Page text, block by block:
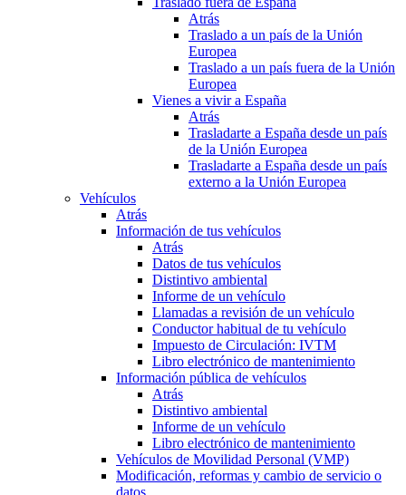
Atrás
Traslado a un país de la Unión
Europea
Traslado a un país fuera de la Unión
Europea
Vienes a vivir a España
Atrás
Trasladarte a España desde un país
de la Unión Europea
Trasladarte a España desde un país
externo a la Unión Europea
Vehículos
Atrás
Información de tus vehículos
Atrás
Datos de tus vehículos
Distintivo ambiental
Informe de un vehículo
Llamadas a revisión de un vehículo
Conductor habitual de tu vehículo
Impuesto de Circulación: IVTM
Libro electrónico de mantenimiento
Información pública de vehículos
Atrás
Distintivo ambiental
Informe de un vehículo
Libro electrónico de mantenimiento
Vehículos de Movilidad Personal (VMP)
Modificación, reformas y cambio de servicio o